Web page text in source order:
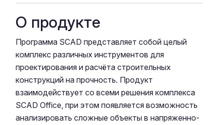
О продукте
Программа SCAD представляет собой целый
комплекс различных инструментов для
проектирования и расчёта строительных
конструкций на прочность. Продукт
взаимодействует со всеми решения комплекса
SCAD Office, при этом появляется возможность
анализировать сложные объекты в напряженно-